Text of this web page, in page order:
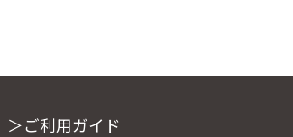
＞ご利用ガイド